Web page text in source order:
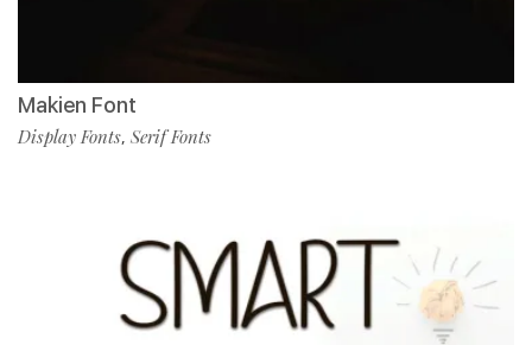
Makien Font
Display Fonts, Serif Fonts